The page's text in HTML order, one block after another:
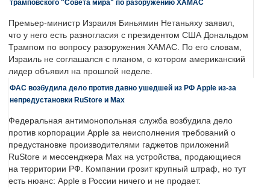
трамповского "Совета мира" по разоружению ХАМАС
Премьер-министр Израиля Биньямин Нетаньяху заявил,
что у него есть разногласия с президентом США Дональдом
Трампом по вопросу разоружения ХАМАС. По его словам,
Израиль не соглашался с планом, о котором американский
лидер объявил на прошлой неделе.
ФАС возбудила дело против давно ушедшей из РФ Apple из-за
непредустановки RuStore и Max
Федеральная антимонопольная служба возбудила дело
против корпорации Apple за неисполнения требований о
предустановке производителями гаджетов приложений
RuStore и мессенджера Max на устройства, продающиеся
на территории РФ. Компании грозит крупный штраф, но тут
есть нюанс: Apple в России ничего и не продает.